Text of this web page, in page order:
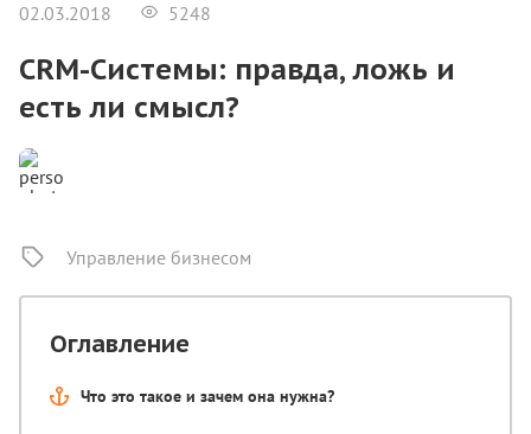
02.03.2018 5248
CRM-Системы: правда, ложь и
есть ли смысл?
Управление бизнесом
Оглавление
Что это такое и зачем она нужна?